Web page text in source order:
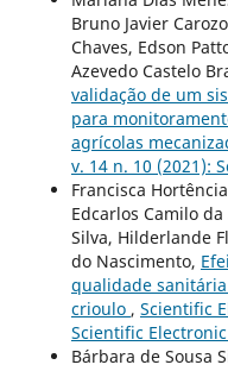
Bruno Javier
Chaves, Edson
Azevedo Castelo
validação de um
para
agrícolas
v. 14 n. 10 (2021):
Francisca
Edcarlos Camilo da
Silva, Hilderlande
do Nascimento,
qualidade
crioulo , Scientific
Scientific
Bárbara de Sousa